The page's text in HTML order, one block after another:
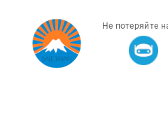
Не потеряйте